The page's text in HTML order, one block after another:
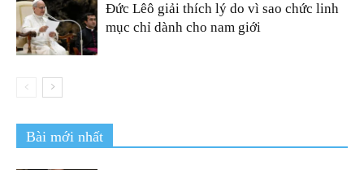
Đức Lêô giải thích lý do vì sao chức linh
mục chỉ dành cho nam giới
Bài mới nhất